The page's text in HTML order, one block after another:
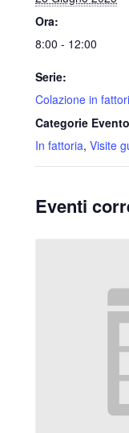
Ora:
8:00 - 12:00
Serie:
Colazione in
Categorie
In fattoria, Visite
Eventi